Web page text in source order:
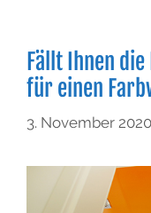
Fällt Ihnen
für einen
3. November 2020